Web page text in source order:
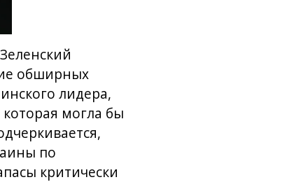
обширных
лидера,
могла бы
по
критически